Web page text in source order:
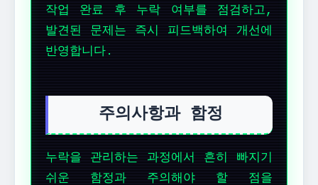
작업 완료 후 누락 여부를 점검하고,
발견된 문제는 즉시 피드백하여 개선에
반영합니다.
주의사항과 함정
누락을 관리하는 과정에서 흔히 빠지기
쉬운 함정과 주의해야 할 점을